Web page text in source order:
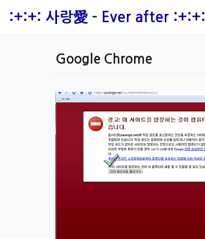
:+:+: 사랑愛 - Ever after :+:+:
Google Chrome